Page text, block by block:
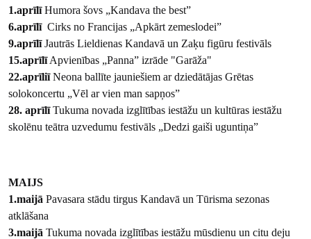
1.aprīlīHumora šovs „Kandava the best”
6.aprīlīCirks no Francijas „Apkārt zemeslodei”
9.aprīlīJautrās Lieldienas Kandavā un Zaķu figūru festivāls
15.aprīlīApvienības „Panna” izrāde "Garāža"
22.aprīliīNeona ballīte jauniešiem ar dziedātājas Grētas
solokoncertu „Vēl ar vien man sapņos”
28. aprīlīTukuma novada izglītības iestāžu un kultūras iestāžu
skolēnu teātra uzvedumu festivāls „Dedzi gaiši uguntiņa”
MAIJS
1.maijā Pavasara stādu tirgus Kandavā un Tūrisma sezonas
atklāšana
3.maijā Tukuma novada izglītības iestāžu mūsdienu un citu deju